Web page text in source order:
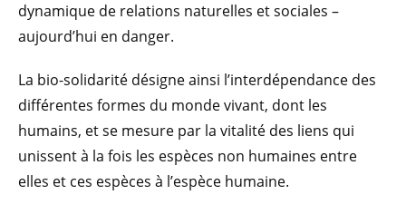
dynamique de relations naturelles et sociales –
aujourd’hui en danger.
La bio-solidarité désigne ainsi l’interdépendance des
différentes formes du monde vivant, dont les
humains, et se mesure par la vitalité des liens qui
unissent à la fois les espèces non humaines entre
elles et ces espèces à l’espèce humaine.